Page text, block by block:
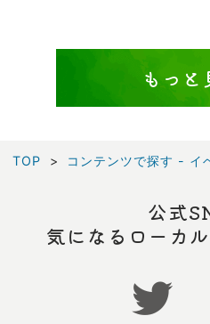
もっと
TOP コンテンツで探す - イ
公式
気になるローカ